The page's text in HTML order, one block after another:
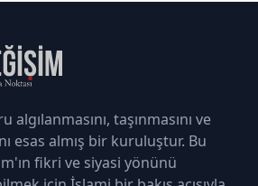
taşınmasını ve
esas almış bir kuruluştur. Bu
fikri ve siyasi yönünü